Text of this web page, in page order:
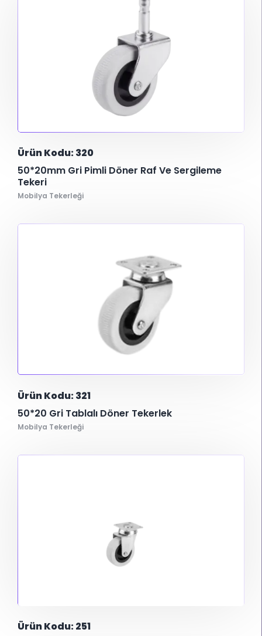
Ürün Kodu: 320
50*20mm Gri Pimli Döner Raf Ve Sergileme
Tekeri
Mobilya Tekerleği
Ürün Kodu: 321
50*20 Gri Tablalı Döner Tekerlek
Mobilya Tekerleği
Ürün Kodu: 251